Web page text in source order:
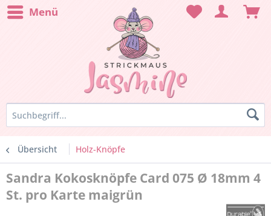
Menü
Übersicht Holz-Knöpfe
Sandra Kokosknöpfe Card 075 Ø 18mm 4
St. pro Karte maigrün